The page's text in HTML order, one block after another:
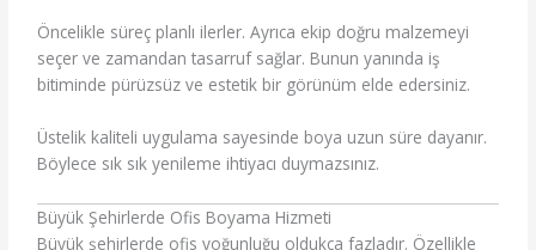
Öncelikle süreç planlı ilerler. Ayrıca ekip doğru malzemeyi
seçer ve zamandan tasarruf sağlar. Bunun yanında iş
bitiminde pürüzsüz ve estetik bir görünüm elde edersiniz.
Üstelik kaliteli uygulama sayesinde boya uzun süre dayanır.
Böylece sık sık yenileme ihtiyacı duymazsınız.
Büyük Şehirlerde Ofis Boyama Hizmeti
Büyük şehirlerde ofis yoğunluğu oldukça fazladır. Özellikle